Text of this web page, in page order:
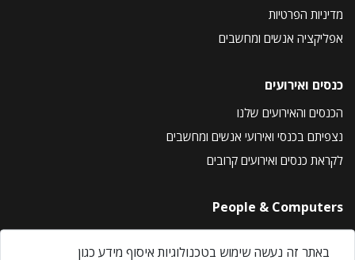
מדיניות הפרטיות
אפליקציה אנשים ומחשבים
כנסים ואירועים
הכנסים והאירועים שלנו
נצפיתם בכנסי ואירועי אנשים ומחשבים
לקראת כנסים ואירועים קרובים
People & Computers
About Us
באתר זה נעשה שימוש בטכנולוגיות איסוף מידע כגון